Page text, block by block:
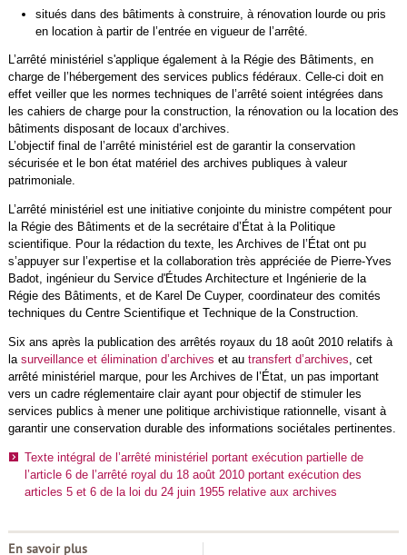
situés dans des bâtiments à construire, à rénovation lourde ou pris
en location à partir de l’entrée en vigueur de l’arrêté.
L’arrêté ministériel s'applique également à la Régie des Bâtiments, en
charge de l’hébergement des services publics fédéraux. Celle-ci doit en
effet veiller que les normes techniques de l’arrêté soient intégrées dans
les cahiers de charge pour la construction, la rénovation ou la location des
bâtiments disposant de locaux d’archives.
L’objectif final de l’arrêté ministériel est de garantir la conservation
sécurisée et le bon état matériel des archives publiques à valeur
patrimoniale.
L’arrêté ministériel est une initiative conjointe du ministre compétent pour
la Régie des Bâtiments et de la secrétaire d’État à la Politique
scientifique. Pour la rédaction du texte, les Archives de l’État ont pu
s’appuyer sur l’expertise et la collaboration très appréciée de Pierre-Yves
Badot, ingénieur du Service d'Études Architecture et Ingénierie de la
Régie des Bâtiments, et de Karel De Cuyper, coordinateur des comités
techniques du Centre Scientifique et Technique de la Construction.
Six ans après la publication des arrêtés royaux du 18 août 2010 relatifs à
la surveillance et élimination d’archives et au transfert d’archives , cet
arrêté ministériel marque, pour les Archives de l’État, un pas important
vers un cadre réglementaire clair ayant pour objectif de stimuler les
services publics à mener une politique archivistique rationnelle, visant à
garantir une conservation durable des informations sociétales pertinentes.
Texte intégral de l’arrêté ministériel portant exécution partielle de
l’article 6 de l’arrêté royal du 18 août 2010 portant exécution des
articles 5 et 6 de la loi du 24 juin 1955 relative aux archives
En savoir plus